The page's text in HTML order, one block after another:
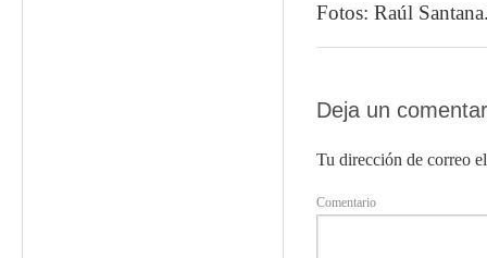
Fotos: Raúl
Deja un
Tu dirección de correo
Comentario